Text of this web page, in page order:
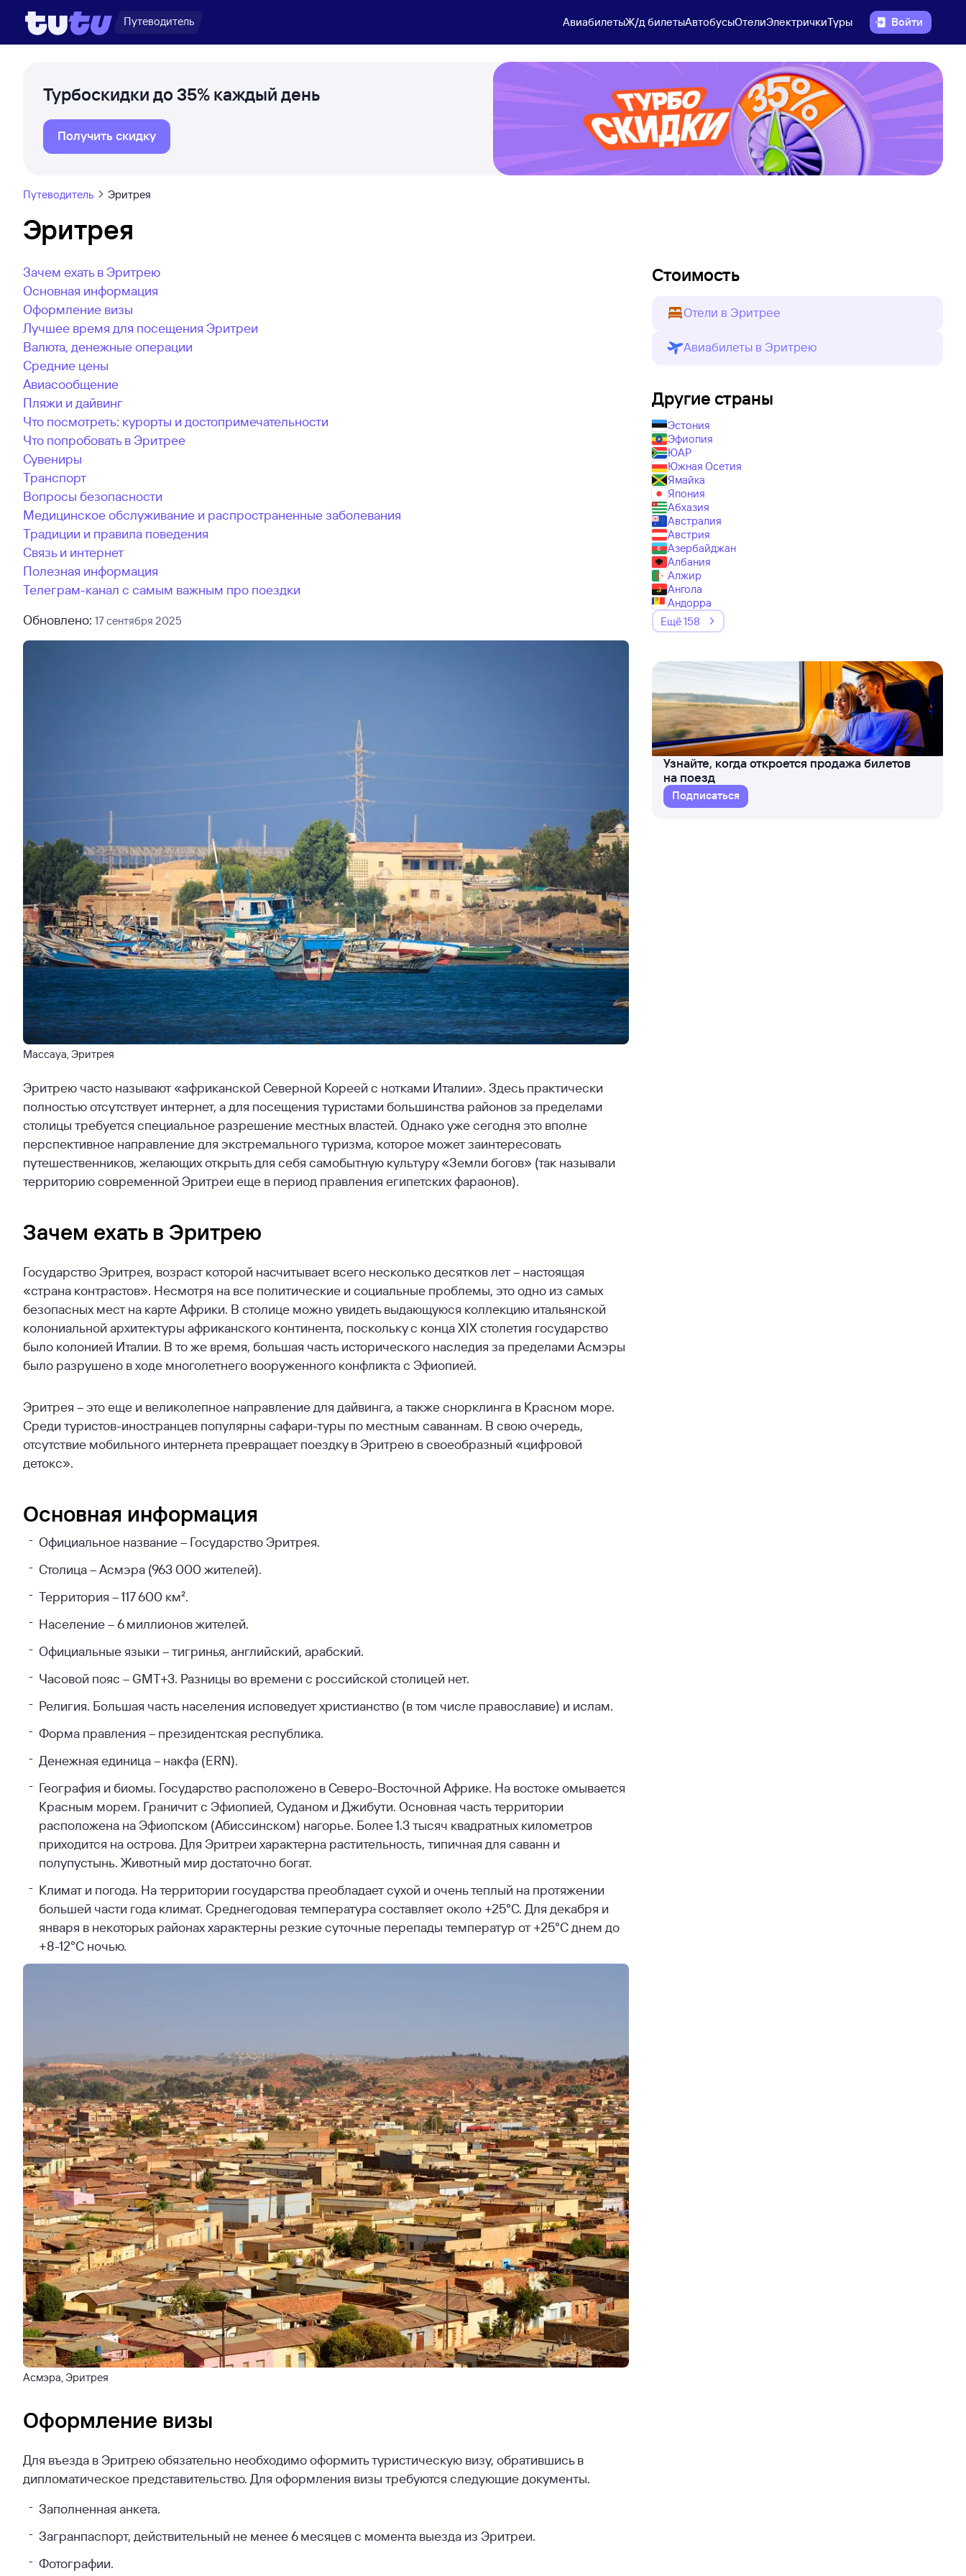
Путеводитель АвиабилетыЖ/д билетыАвтобусыОтелиЭлектричкиТуры Войти
Турбоскидки до 35% каждый день
Получить скидку
Путеводитель Эритрея
Эритрея
Зачем ехать в Эритрею
Основная информация
Оформление визы
Лучшее время для посещения Эритреи
Валюта, денежные операции
Средние цены
Авиасообщение
Пляжи и дайвинг
Что посмотреть: курорты и достопримечательности
Что попробовать в Эритрее
Сувениры
Транспорт
Вопросы безопасности
Медицинское обслуживание и распространенные заболевания
Традиции и правила поведения
Связь и интернет
Полезная информация
Телеграм-канал с самым важным про поездки
Обновлено: 17 сентября 2025
Массауа, Эритрея
Эритрею часто называют «африканской Северной Кореей с нотками Италии». Здесь практически
полностью отсутствует интернет, а для посещения туристами большинства районов за пределами
столицы требуется специальное разрешение местных властей. Однако уже сегодня это вполне
перспективное направление для экстремального туризма, которое может заинтересовать
путешественников, желающих открыть для себя самобытную культуру «Земли богов» (так называли
территорию современной Эритреи еще в период правления египетских фараонов).
Зачем ехать в Эритрею
Государство Эритрея, возраст которой насчитывает всего несколько десятков лет – настоящая
«страна контрастов». Несмотря на все политические и социальные проблемы, это одно из самых
безопасных мест на карте Африки. В столице можно увидеть выдающуюся коллекцию итальянской
колониальной архитектуры африканского континента, поскольку с конца XIX столетия государство
было колонией Италии. В то же время, большая часть исторического наследия за пределами Асмэры
было разрушено в ходе многолетнего вооруженного конфликта с Эфиопией.
Эритрея – это еще и великолепное направление для дайвинга, а также снорклинга в Красном море.
Среди туристов-иностранцев популярны сафари-туры по местным саваннам. В свою очередь,
отсутствие мобильного интернета превращает поездку в Эритрею в своеобразный «цифровой
детокс».
Основная информация
Официальное название – Государство Эритрея.
Столица – Асмэра (963 000 жителей).
Территория – 117 600 км².
Население – 6 миллионов жителей.
Официальные языки – тигринья, английский, арабский.
Часовой пояс – GMT+3. Разницы во времени с российской столицей нет.
Религия. Большая часть населения исповедует христианство (в том числе православие) и ислам.
Форма правления – президентская республика.
Денежная единица – накфа (ERN).
География и биомы. Государство расположено в Северо-Восточной Африке. На востоке омывается
Красным морем. Граничит с Эфиопией, Суданом и Джибути. Основная часть территории
расположена на Эфиопском (Абиссинском) нагорье. Более 1.3 тысяч квадратных километров
приходится на острова. Для Эритреи характерна растительность, типичная для саванн и
полупустынь. Животный мир достаточно богат.
Климат и погода. На территории государства преобладает сухой и очень теплый на протяжении
большей части года климат. Среднегодовая температура составляет около +25°С. Для декабря и
января в некоторых районах характерны резкие суточные перепады температур от +25°С днем до
+8-12°С ночью.
Асмэра, Эритрея
Оформление визы
Для въезда в Эритрею обязательно необходимо оформить туристическую визу, обратившись в
дипломатическое представительство. Для оформления визы требуются следующие документы.
Заполненная анкета.
Загранпаспорт, действительный не менее 6 месяцев с момента выезда из Эритреи.
Фотографии.
Стоимость
Отели в Эритрее
Авиабилеты в Эритрею
Другие страны
Эстония
Эфиопия
ЮАР
Южная Осетия
Ямайка
Япония
Абхазия
Австралия
Австрия
Азербайджан
Албания
Алжир
Ангола
Андорра
Ещё 158
Узнайте, когда откроется продажа билетов
на поезд
Подписаться